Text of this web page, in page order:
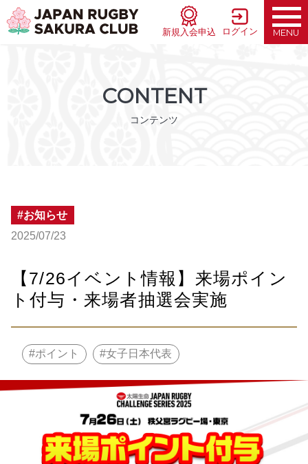
新規入会申込 ログイン MENU
CONTENT
コンテンツ
お知らせ
2025/07/23
【7/26イベント情報】来場ポイン
ト付与・来場者抽選会実施
ポイント 女子日本代表